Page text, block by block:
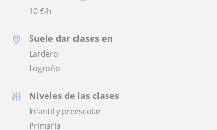
10€/h
Suele dar clases en
Lardero
Logroño
Niveles de las clases
Infantil y preescolar
Primaria